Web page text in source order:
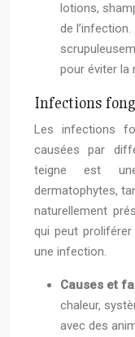
lotions,
de
pour éviter la
Infections
Les infections
causées par
teigne est
dermatophytes,
naturellement
qui peut
une infection.
Causes et
chaleur,
avec des